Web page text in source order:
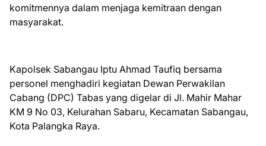
komitmennya dalam menjaga kemitraan dengan
masyarakat.
Kapolsek Sabangau Iptu Ahmad Taufiq bersama
personel menghadiri kegiatan Dewan Perwakilan
Cabang (DPC) Tabas yang digelar di Jl. Mahir Mahar
KM 9 No 03, Kelurahan Sabaru, Kecamatan Sabangau,
Kota Palangka Raya.